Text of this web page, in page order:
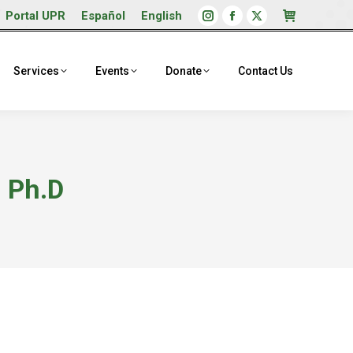
Portal UPR Español English
Instagram
opens
Facebook
opens
X
opens
Services Events Donate Contact Us